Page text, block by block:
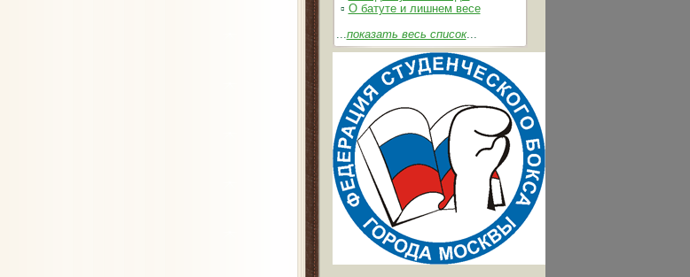
▫ О батуте и лишнем весе
...показать весь список...